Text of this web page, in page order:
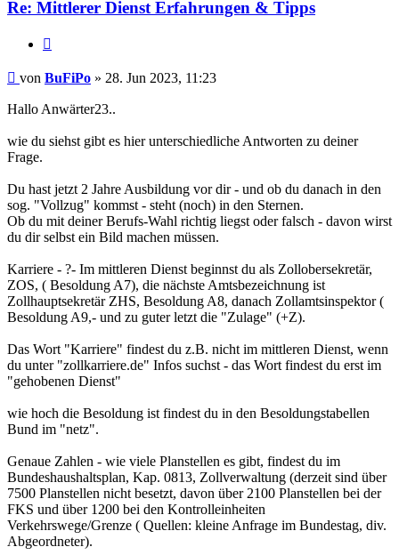
Re: Mittlerer Dienst Erfahrungen & Tipps
Beitrag
von BuFiPo » 28. Jun 2023, 11:23
Hallo Anwärter23..
wie du siehst gibt es hier unterschiedliche Antworten zu deiner
Frage.
Du hast jetzt 2 Jahre Ausbildung vor dir - und ob du danach in den
sog. "Vollzug" kommst - steht (noch) in den Sternen.
Ob du mit deiner Berufs-Wahl richtig liegst oder falsch - davon wirst
du dir selbst ein Bild machen müssen.
Karriere - ?- Im mittleren Dienst beginnst du als Zollobersekretär,
ZOS, ( Besoldung A7), die nächste Amtsbezeichnung ist
Zollhauptsekretär ZHS, Besoldung A8, danach Zollamtsinspektor (
Besoldung A9,- und zu guter letzt die "Zulage" (+Z).
Das Wort "Karriere" findest du z.B. nicht im mittleren Dienst, wenn
du unter "zollkarriere.de" Infos suchst - das Wort findest du erst im
"gehobenen Dienst"
wie hoch die Besoldung ist findest du in den Besoldungstabellen
Bund im "netz".
Genaue Zahlen - wie viele Planstellen es gibt, findest du im
Bundeshaushaltsplan, Kap. 0813, Zollverwaltung (derzeit sind über
7500 Planstellen nicht besetzt, davon über 2100 Planstellen bei der
FKS und über 1200 bei den Kontrolleinheiten
Verkehrswege/Grenze ( Quellen: kleine Anfrage im Bundestag, div.
Abgeordneter).